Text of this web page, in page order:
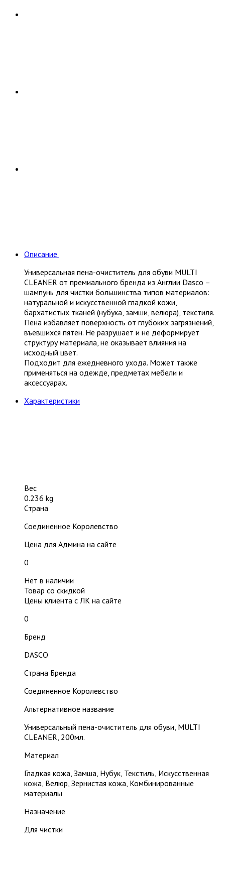
Описание
Универсальная пена-очиститель для обуви MULTI
CLEANER от премиального бренда из Англии Dasco –
шампунь для чистки большинства типов материалов:
натуральной и искусственной гладкой кожи,
бархатистых тканей (нубука, замши, велюра), текстиля.
Пена избавляет поверхность от глубоких загрязнений,
въевшихся пятен. Не разрушает и не деформирует
структуру материала, не оказывает влияния на
исходный цвет.
Подходит для ежедневного ухода. Может также
применяться на одежде, предметах мебели и
аксессуарах.
Характеристики
Вес
0.236 kg
Страна
Соединенное Королевство
Цена для Админа на сайте
0
Нет в наличии
Товар со скидкой
Цены клиента с ЛК на сайте
0
Бренд
DASCO
Страна Бренда
Соединенное Королевство
Альтернативное название
Универсальный пена-очиститель для обуви, MULTI
CLEANER, 200мл.
Материал
Гладкая кожа, Замша, Нубук, Текстиль, Искусственная
кожа, Велюр, Зернистая кожа, Комбинированные
материалы
Назначение
Для чистки